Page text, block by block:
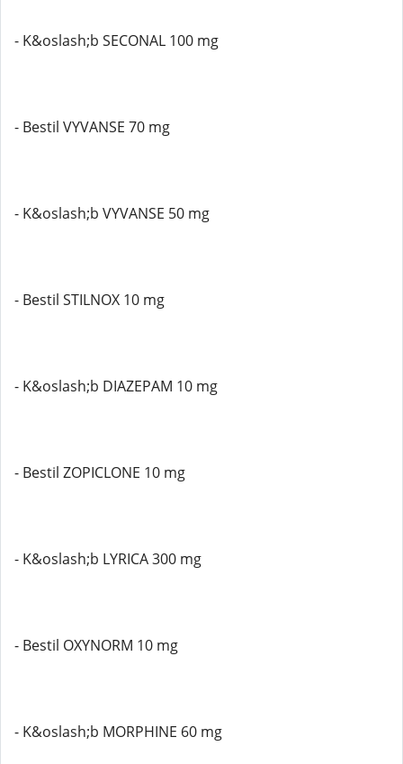
- K&oslash;b SECONAL 100 mg
- Bestil VYVANSE 70 mg
- K&oslash;b VYVANSE 50 mg
- Bestil STILNOX 10 mg
- K&oslash;b DIAZEPAM 10 mg
- Bestil ZOPICLONE 10 mg
- K&oslash;b LYRICA 300 mg
- Bestil OXYNORM 10 mg
- K&oslash;b MORPHINE 60 mg